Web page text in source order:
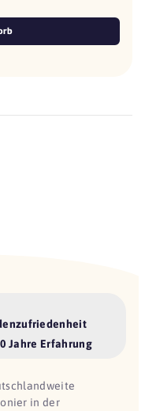
Jahre Erfahrung
in der